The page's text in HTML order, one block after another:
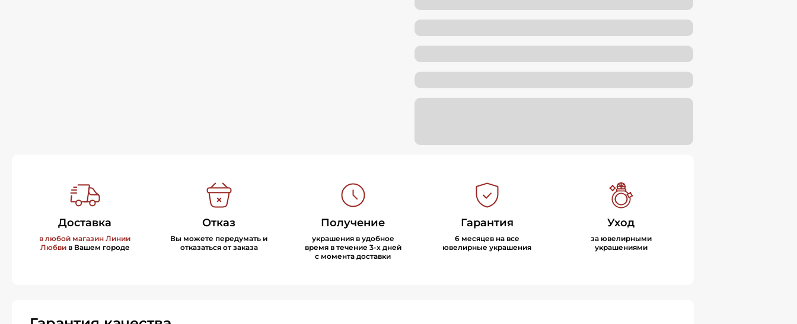
Доставка
в любой магазин Линии
Любвив Вашем городе
Отказ
Вы можете передумать и
отказаться от заказа
Получение
украшения в удобное
время в течение 3-х дней
с момента доставки
Гарантия
6 месяцев на все
ювелирные украшения
Уход
за ювелирными
украшениями